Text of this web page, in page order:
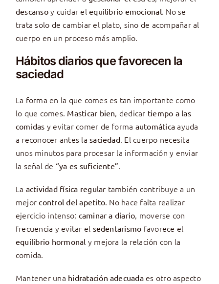
descansoy cuidar elequilibrio emocional. No se
trata solo de cambiar el plato, sino de acompañar al
cuerpo en un proceso más amplio.
Hábitos diarios que favorecen la
saciedad
La forma en la que comes es tan importante como
lo que comes. Masticar bien, dedicar tiempo a las
comidas y evitar comer de forma automática ayuda
a reconocer antes lasaciedad. El cuerpo necesita
unos minutos para procesar la información y enviar
la señal de “ya es suficiente”.
La actividad física regular también contribuye a un
mejorcontrol del apetito. No hace falta realizar
ejercicio intenso; caminar a diario, moverse con
frecuencia y evitar el sedentarismo favorece el
equilibrio hormonal y mejora la relación con la
comida.
Mantener una hidratación adecuadaes otro aspecto